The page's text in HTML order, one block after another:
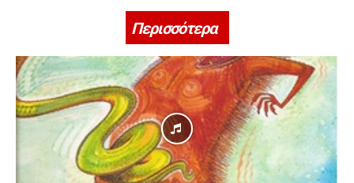
μ
μ
α
Α
Περισσότερα